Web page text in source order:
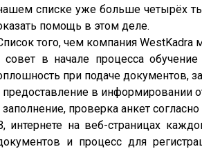
списке уже больше четырёх
помощь в этом деле.
того, чем компания WestKadra
совет в начале процесса
при подаче документов,
предоставление в информировании
заполнение, проверка анкет
интернете на веб-страницах
и процесс для